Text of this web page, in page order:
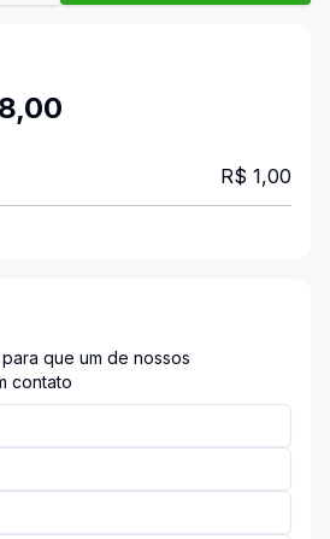
R$ 1,00
que um de nossos
contato